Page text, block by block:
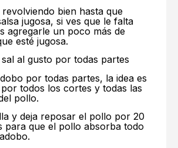
bien hasta que
jugosa, si ves que le falta
agregarle un poco más de
esté jugosa.
al gusto por todas partes
por todas partes, la idea es
todos los cortes y todas las
pollo.
y deja reposar el pollo por 20
para que el pollo absorba todo